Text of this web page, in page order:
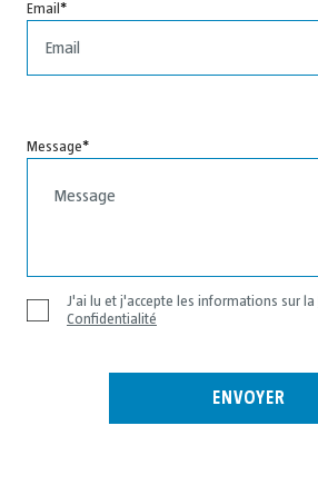
Email
Message
J'ai lu et j'accepte les informations sur la
Confidentialité
ENVOYER